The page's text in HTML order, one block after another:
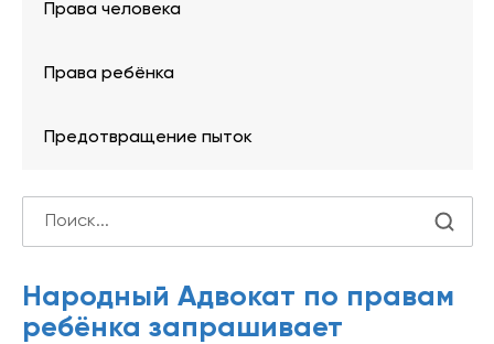
Народный Адвокат по правам
ребёнка запрашивает
Права человека
Права ребёнка
Предотвращение пыток